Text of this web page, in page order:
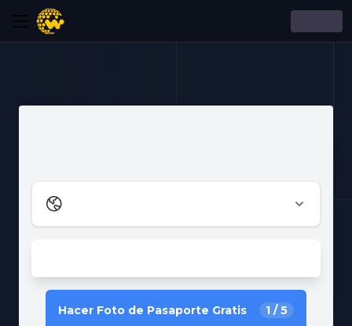
Hacer Foto de Pasaporte Gratis 1 / 5